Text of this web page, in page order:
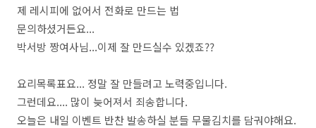
제 레시피에 없어서 전화로 만드는 법
문의하셨거든요...
박서방 짱여사님...이제 잘 만드실수 있겠죠??
요리목록표요... 정말 잘 만들려고 노력중입니다.
그런데요.... 많이 늦어져서 죄송합니다.
오늘은 내일 이벤트 반찬 발송하실 분들 무물김치를 담궈야해요.